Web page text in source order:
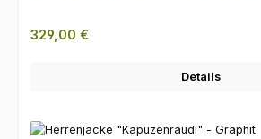
Regulärer Preis:
329,00 €
Details